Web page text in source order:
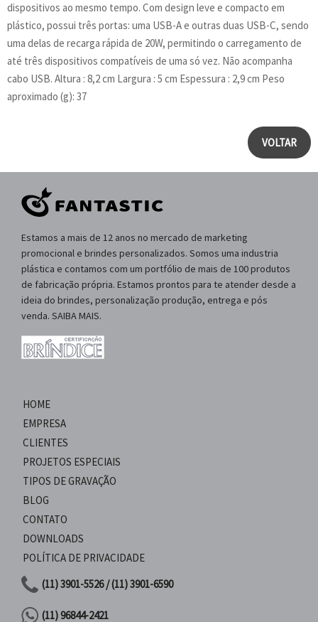
dispositivos ao mesmo tempo. Com design leve e compacto em
plástico, possui três portas: uma USB-A e outras duas USB-C, sendo
uma delas de recarga rápida de 20W, permitindo o carregamento de
até três dispositivos compatíveis de uma só vez. Não acompanha
cabo USB. Altura : 8,2 cm Largura : 5 cm Espessura : 2,9 cm Peso
aproximado (g): 37
VOLTAR
Estamos a mais de 12 anos no mercado de marketing
promocional e brindes personalizados. Somos uma industria
plástica e contamos com um portfólio de mais de 100 produtos
de fabricação própria. Estamos prontos para te atender desde a
ideia do brindes, personalização produção, entrega e pós
venda. SAIBA MAIS.
HOME
EMPRESA
CLIENTES
PROJETOS ESPECIAIS
TIPOS DE GRAVAÇÃO
BLOG
CONTATO
DOWNLOADS
POLÍTICA DE PRIVACIDADE
(11) 3901-5526 / (11) 3901-6590
(11) 96844-2421